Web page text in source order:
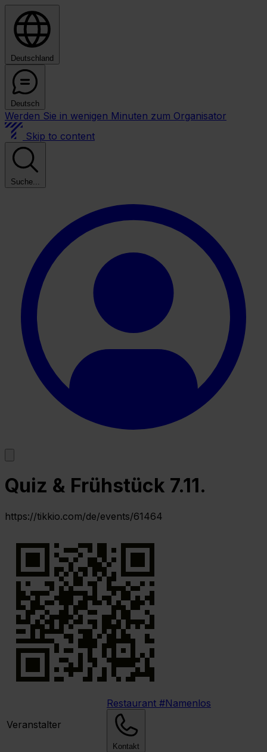
Deutschland
Deutsch
Werden Sie in wenigen Minuten zum Organisator
Skip to content
Suche...
Quiz & Frühstück 7.11.
https://tikkio.com/de/events/61464
Veranstalter
Restaurant #Namenlos
Kontakt